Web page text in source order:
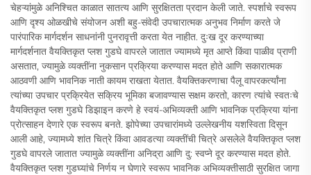
चेहऱ्यांमुळे अनिश्चित काळात सातत्य आणि सुरक्षितता प्रदान केली जाते. स्पर्शाचे स्वरूप
आणि दृश्य ओळखीचे संयोजन अशी बहु-संवेदी उपचारात्मक अनुभव निर्माण करते जे
पारंपारिक मार्गदर्शन साधनांनी पुनरावृत्ती करता येत नाहीत. दुःख दूर करण्याच्या
मार्गदर्शनात वैयक्तिकृत प्लश गुडघे वापरले जातात ज्यामध्ये मृत आप्ते किंवा पाळीव प्राणी
असतात, ज्यामुळे व्यक्तींना नुकसान प्रक्रिया करण्यास मदत होते आणि सकारात्मक
आठवणी आणि भावनिक नाती कायम राखता येतात. वैयक्तिकरणाचा पैलू वापरकर्त्यांना
त्यांच्या उपचार प्रक्रियेत सक्रिय भूमिका बजावण्यास सक्षम करतो, कारण त्यांचे स्वतःचे
वैयक्तिकृत प्लश गुडघे डिझाइन करणे हे स्वयं-अभिव्यक्ती आणि भावनिक प्रक्रिया यांना
प्रोत्साहन देणारे एक स्वरूप बनते. झोपेच्या उपचारांमध्ये उल्लेखनीय यशस्विता दिसून
आली आहे, ज्यामध्ये शांत चित्रे किंवा आवडत्या व्यक्तींची चित्रे असलेले वैयक्तिकृत प्लश
गुडघे वापरले जातात ज्यामुळे व्यक्तींना अनिद्रा आणि दु: स्वप्ने दूर करण्यास मदत होते.
वैयक्तिकृत प्लश गुडघ्यांचे निर्णय न घेणारे स्वरूप भावनिक अभिव्यक्तीसाठी सुरक्षित जागा